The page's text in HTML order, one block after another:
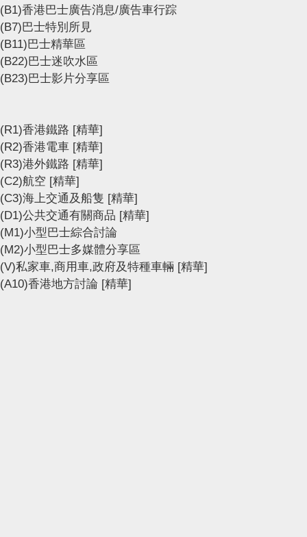
(B1)香港巴士廣告消息/廣告車行踪
(B7)巴士特別所見
(B11)巴士精華區
(B22)巴士迷吹水區
(B23)巴士影片分享區
(R1)香港鐵路 [精華]
(R2)香港電車 [精華]
(R3)港外鐵路 [精華]
(C2)航空 [精華]
(C3)海上交通及船隻 [精華]
(D1)公共交通有關商品 [精華]
(M1)小型巴士綜合討論
(M2)小型巴士多媒體分享區
(V)私家車,商用車,政府及特種車輛 [精華]
(A10)香港地方討論 [精華]